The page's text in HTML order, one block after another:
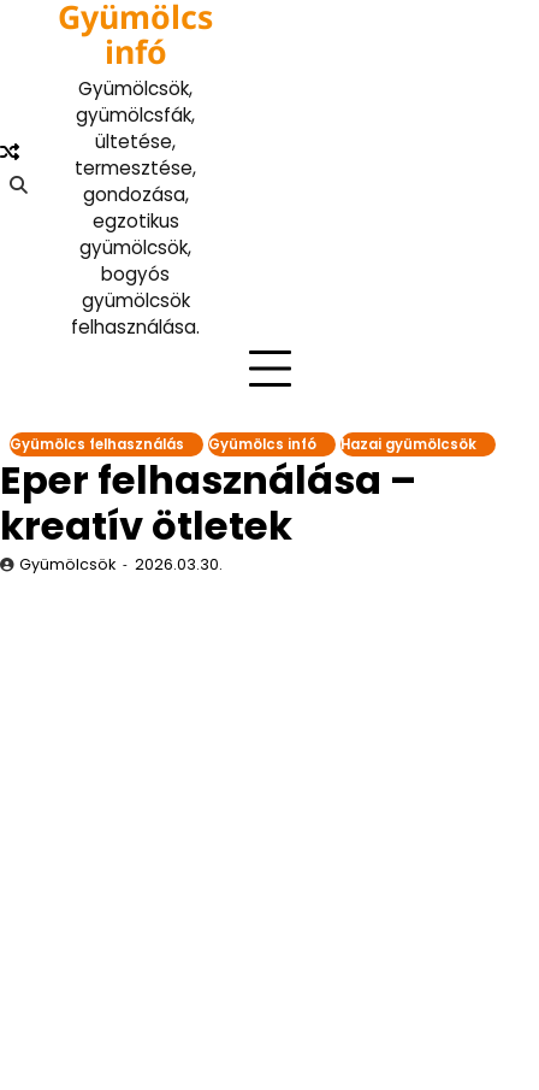
Gyümölcs
infó
Gyümölcsök,
gyümölcsfák,
ültetése,
termesztése,
gondozása,
egzotikus
gyümölcsök,
bogyós
gyümölcsök
felhasználása.
Gyümölcs felhasználás Gyümölcs infó Hazai gyümölcsök
Eper felhasználása –
kreatív ötletek
Gyümölcsök 2026.03.30.